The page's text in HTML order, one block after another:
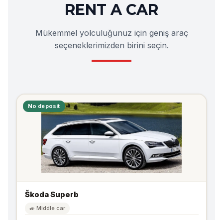
RENT A CAR
Mükemmel yolculuğunuz için geniş araç
seçeneklerimizden birini seçin.
No deposit
Škoda Superb
🚙 Middle car